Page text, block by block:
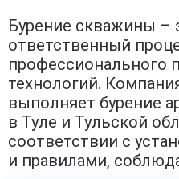
Бурение скважины –
ответственный
профессионального
технологий.
выполняет бурение
в Туле и Тульской
соответствии с
и правилами,